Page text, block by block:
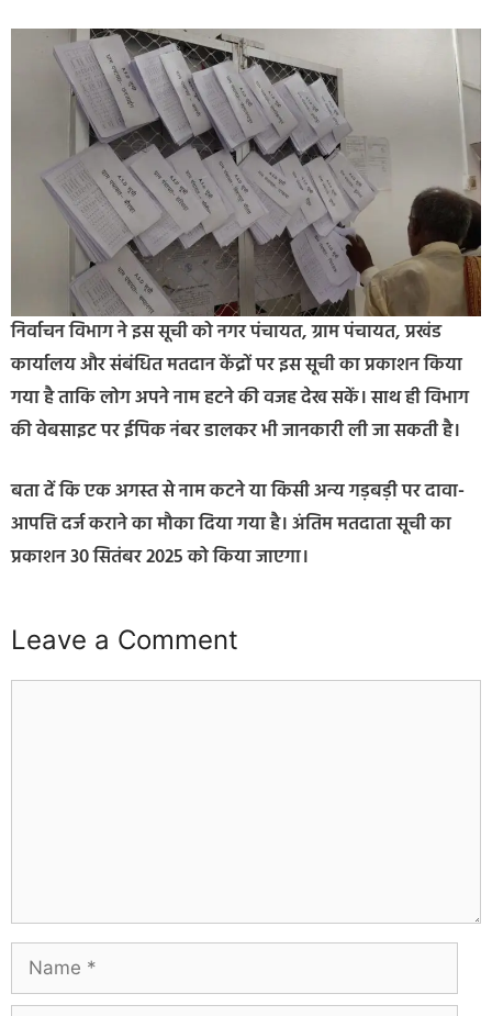
निर्वाचन विभाग ने इस सूची को नगर पंचायत, ग्राम पंचायत, प्रखंड
कार्यालय और संबंधित मतदान केंद्रों पर इस सूची का प्रकाशन किया
गया है ताकि लोग अपने नाम हटने की वजह देख सकें। साथ ही विभाग
की वेबसाइट पर ईपिक नंबर डालकर भी जानकारी ली जा सकती है।
बता दें कि एक अगस्त से नाम कटने या किसी अन्य गड़बड़ी पर दावा-
आपत्ति दर्ज कराने का मौका दिया गया है। अंतिम मतदाता सूची का
प्रकाशन 30 सितंबर 2025 को किया जाएगा।
Leave a Comment